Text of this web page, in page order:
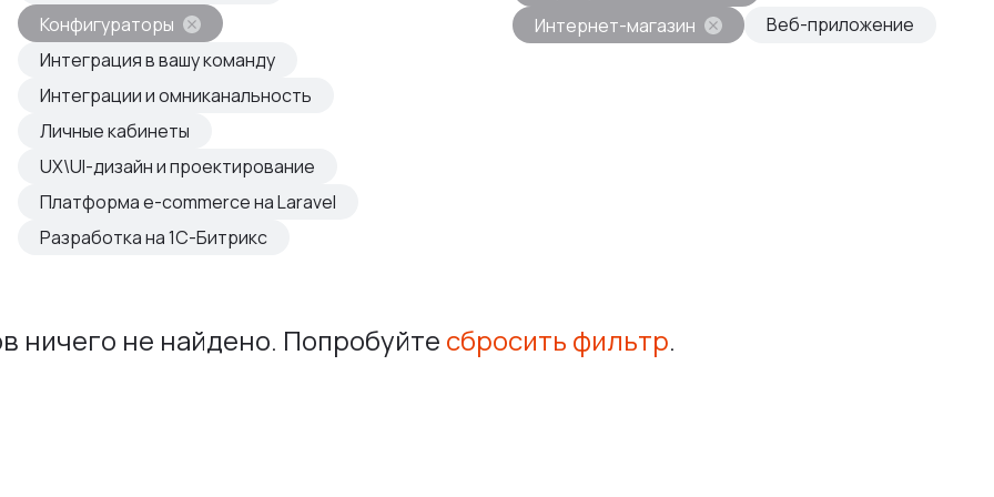
Конфигураторы
Интеграция в вашу команду
Интеграции и омниканальность
Личные кабинеты
UX\UI-дизайн и проектирование
Платформа e-commerce на Laravel
Разработка на 1С-Битрикс
Интернет-магазин
Веб-приложение
ничего не найдено. Попробуйте сбросить фильтр.